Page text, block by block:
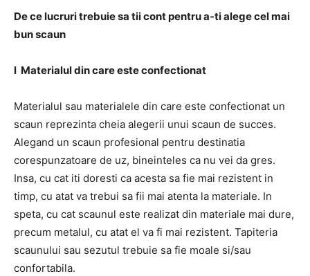
De ce lucruri trebuie sa tii cont pentru a-ti alege cel mai
bun scaun
l Materialul din care este confectionat
Materialul sau materialele din care este confectionat un
scaun reprezinta cheia alegerii unui scaun de succes.
Alegand un scaun profesional pentru destinatia
corespunzatoare de uz, bineinteles ca nu vei da gres.
Insa, cu cat iti doresti ca acesta sa fie mai rezistent in
timp, cu atat va trebui sa fii mai atenta la materiale. In
speta, cu cat scaunul este realizat din materiale mai dure,
precum metalul, cu atat el va fi mai rezistent. Tapiteria
scaunului sau sezutul trebuie sa fie moale si/sau
confortabila.